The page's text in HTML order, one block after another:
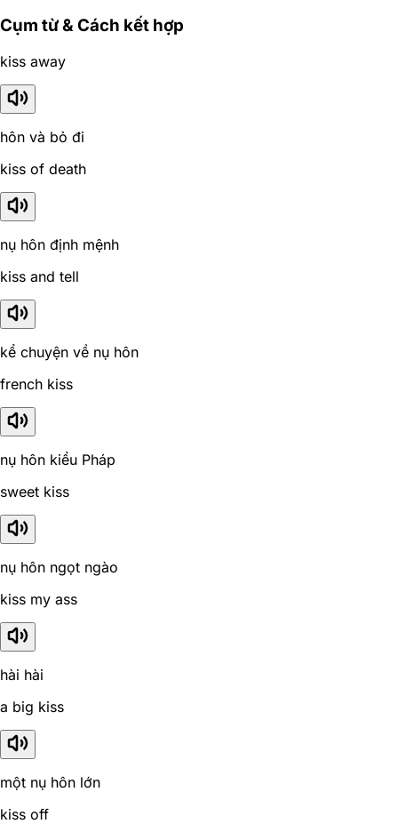
Cụm từ & Cách kết hợp
kiss away
hôn và bỏ đi
kiss of death
nụ hôn định mệnh
kiss and tell
kể chuyện về nụ hôn
french kiss
nụ hôn kiểu Pháp
sweet kiss
nụ hôn ngọt ngào
kiss my ass
hài hài
a big kiss
một nụ hôn lớn
kiss off